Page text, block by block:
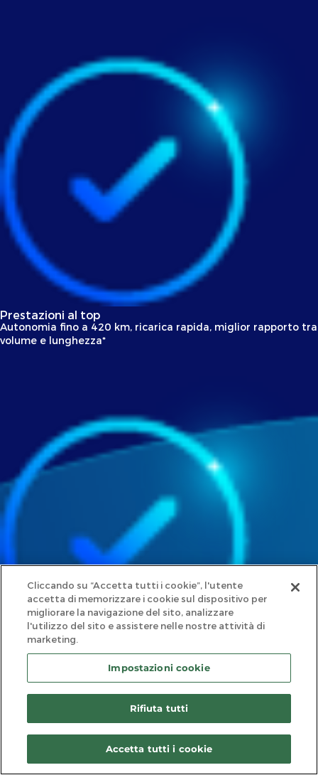
Prestazioni al top
Autonomia fino a 420 km, ricarica rapida, miglior rapporto tra
volume e lunghezza*
Efficienza ottimizzata
Volume di carico fino a 17 m³, portata utile fino a 1,4 t
Cliccando su “Accetta tutti i cookie”, l'utente
accetta di memorizzare i cookie sul dispositivo per
migliorare la navigazione del sito, analizzare
l'utilizzo del sito e assistere nelle nostre attività di
marketing.
Impostazioni cookie
Rifiuta tutti
Accetta tutti i cookie